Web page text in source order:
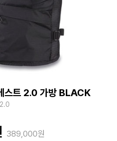
스트 2.0 가방 BLACK
389,000원